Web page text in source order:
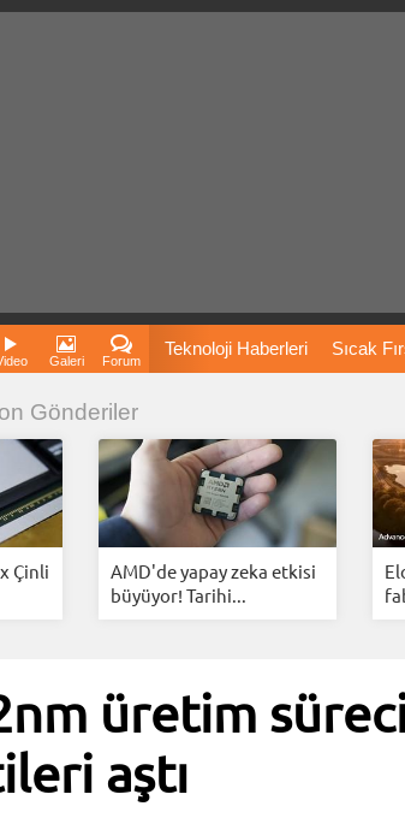
Galeri Forum
Teknoloji Haberleri Sıcak
Fiyatları Vizyondaki Filmler
İnstagram Dondurma
Gönderiler
Çinli
AMD'de yapay zeka etkisi
büyüyor! Tarihi...
üretim
aştı